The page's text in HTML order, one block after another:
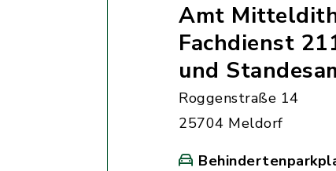
Amt
Fachdienst
und
Roggenstraße 14
25704 Meldorf